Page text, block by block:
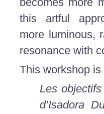
this artful
more luminous,
resonance with
This workshop
Les
d’Isadora